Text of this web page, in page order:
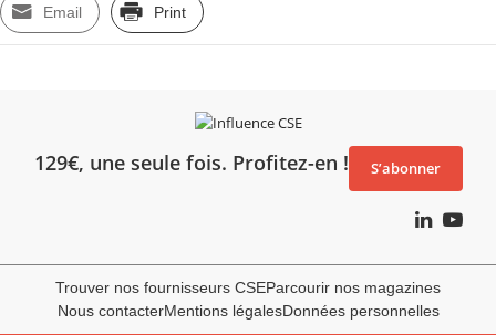
Email Print
129€, une seule fois. Profitez-en ! S’abonner
Trouver nos fournisseurs CSEParcourir nos magazines
Nous contacterMentions légalesDonnées personnelles